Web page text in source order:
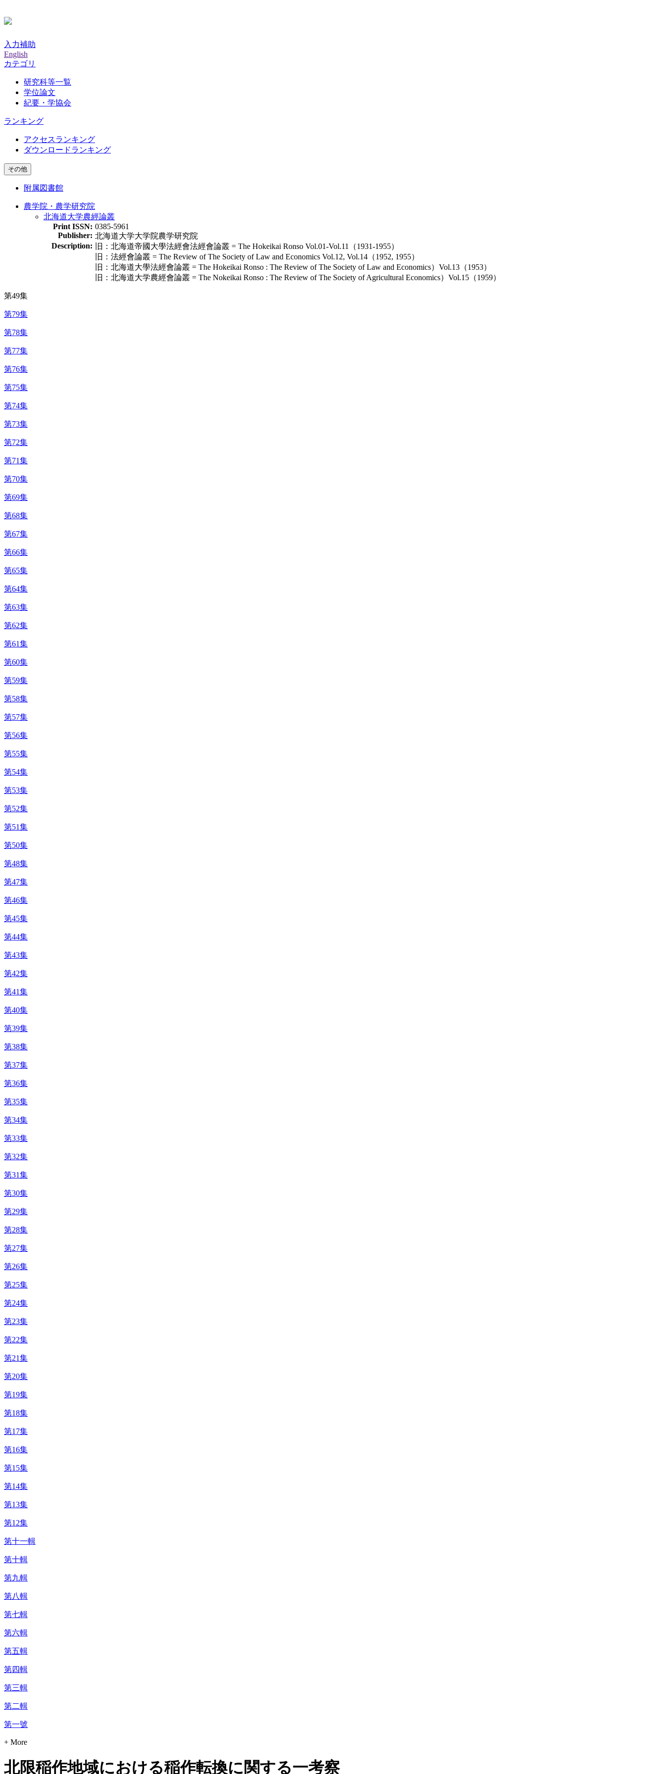
入力補助
English
カテゴリ
研究科等一覧
学位論文
紀要・学協会
ランキング
アクセスランキング
ダウンロードランキング
その他
附属図書館
農学院・農学研究院
北海道大学農經論叢
Print ISSN: 0385-5961
Publisher: 北海道大学大学院農学研究院
Description:
旧：北海道帝國大學法經會法經會論叢 = The Hokeikai Ronso Vol.01-Vol.11（1931-1955）
旧：法經會論叢 = The Review of The Society of Law and Economics Vol.12, Vol.14（1952, 1955）
旧：北海道大學法經會論叢 = The Hokeikai Ronso : The Review of The Society of Law and Economics）Vol.13（1953）
旧：北海道大学農經會論叢 = The Nokeikai Ronso : The Review of The Society of Agricultural Economics）Vol.15（1959）
第49集
第79集
第78集
第77集
第76集
第75集
第74集
第73集
第72集
第71集
第70集
第69集
第68集
第67集
第66集
第65集
第64集
第63集
第62集
第61集
第60集
第59集
第58集
第57集
第56集
第55集
第54集
第53集
第52集
第51集
第50集
第48集
第47集
第46集
第45集
第44集
第43集
第42集
第41集
第40集
第39集
第38集
第37集
第36集
第35集
第34集
第33集
第32集
第31集
第30集
第29集
第28集
第27集
第26集
第25集
第24集
第23集
第22集
第21集
第20集
第19集
第18集
第17集
第16集
第15集
第14集
第13集
第12集
第十一輯
第十輯
第九輯
第八輯
第七輯
第六輯
第五輯
第四輯
第三輯
第二輯
第一號
+ More
北限稲作地域における稲作転換に関する一考察